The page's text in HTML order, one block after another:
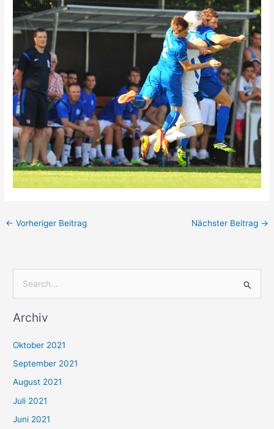
← Vorheriger Beitrag Nächster Beitrag →
c
n
n
a
c
Archiv
Oktober 2021
September 2021
August 2021
Juli 2021
Juni 2021